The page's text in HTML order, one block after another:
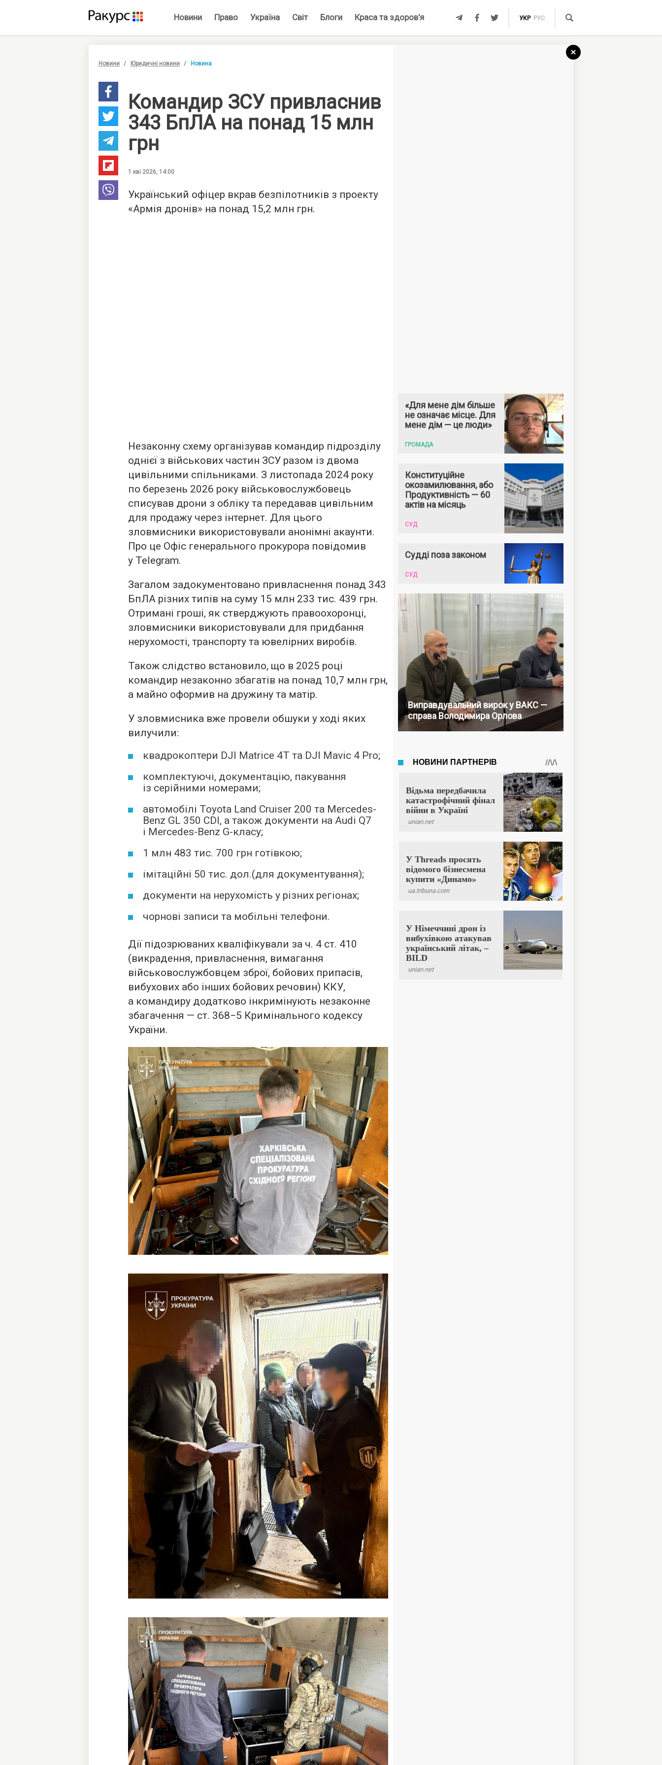
Новини Право Україна Світ Блоги Краса та здоров'я УКР РУС
Новини Юридичні новини Новина
Командир ЗСУ привласнив
343 БпЛА на понад 15 млн
грн
1 кві 2026, 14:00
Український офіцер вкрав безпілотників з проекту
«Армія дронів» на понад 15,2 млн грн.
Незаконну схему організував командир підрозділу
однієї з військових частин ЗСУ разом із двома
цивільними спільниками. З листопада 2024 року
по березень 2026 року військовослужбовець
списував дрони з обліку та передавав цивільним
для продажу через інтернет. Для цього
зловмисники використовували анонімні акаунти.
Про це Офіс генерального прокурора повідомив
у Telegram.
Загалом задокументовано привласнення понад 343
БпЛА різних типів на суму 15 млн 233 тис. 439 грн.
Отримані гроші, як стверджують правоохоронці,
зловмисники використовували для придбання
нерухомості, транспорту та ювелірних виробів.
Також слідство встановило, що в 2025 році
командир незаконно збагатів на понад 10,7 млн грн,
а майно оформив на дружину та матір.
У зловмисника вже провели обшуки у ході яких
вилучили:
квадрокоптери DJI Matrice 4T та DJI Mavic 4 Pro;
комплектуючі, документацію, пакування
із серійними номерами;
автомобілі Toyota Land Cruiser 200 та Mercedes-
Benz GL 350 CDI, а також документи на Audi Q7
і Mercedes-Benz G-класу;
1 млн 483 тис. 700 грн готівкою;
імітаційні 50 тис. дол.(для документування);
документи на нерухомість у різних регіонах;
чорнові записи та мобільні телефони.
Дії підозрюваних кваліфікували за ч. 4 ст. 410
(викрадення, привласнення, вимагання
військовослужбовцем зброї, бойових припасів,
вибухових або інших бойових речовин) ККУ,
а командиру додатково інкримінують незаконне
збагачення — ст. 368−5 Кримінального кодексу
України.
«Для мене дім більше
не означає місце. Для
мене дім — це люди»
ГРОМАДА
Конституційне
окозамилювання, або
Продуктивність — 60
актів на місяць
СУД
Судді поза законом
СУД
Виправдувальний вирок у ВАКС —
справа Володимира Орлова